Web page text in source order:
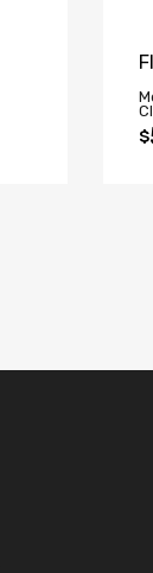
$